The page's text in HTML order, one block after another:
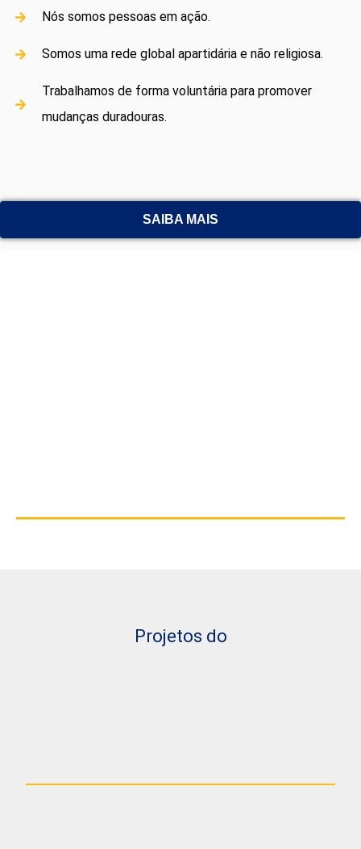
Nós somos pessoas em ação.
Somos uma rede global apartidária e não religiosa.
Trabalhamos de forma voluntária para promover
mudanças duradouras.
SAIBA MAIS
Projetos do